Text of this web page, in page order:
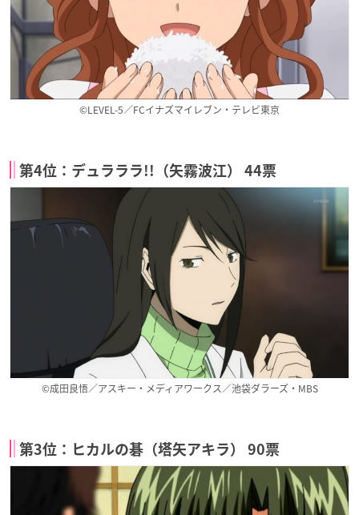
©LEVEL-5／FCイナズマイレブン・テレビ東京
第4位：デュラララ!!（矢霧波江） 44票
©成田良悟／アスキー・メディアワークス／池袋ダラーズ・MBS
第3位：ヒカルの碁（塔矢アキラ） 90票